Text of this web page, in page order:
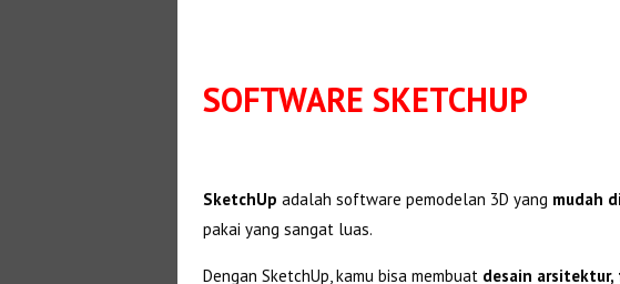
SOFTWARE SKETCHUP
SketchUp adalah software pemodelan 3D yang mudah
pakai yang sangat luas.
Dengan SketchUp, kamu bisa membuat desain